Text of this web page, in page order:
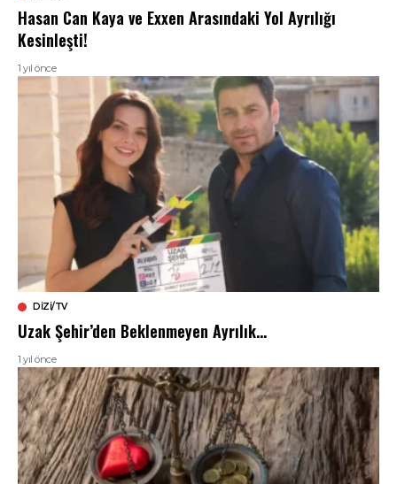
Hasan Can Kaya ve Exxen Arasındaki Yol Ayrılığı
Kesinleşti!
1 yıl önce
DIZI/TV
Uzak Şehir’den Beklenmeyen Ayrılık…
1 yıl önce